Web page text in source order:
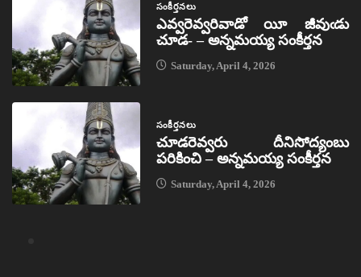
సంకీర్తనలు
ఎవ్వరెవ్వరివాడో యీ జీవుఁడు
చూడ- – అన్నమయ్య సంకీర్తన
Saturday, April 4, 2026
సంకీర్తనలు
చూడరెవ్వరు దీనిసోద్యంబు
పరికించి – అన్నమయ్య సంకీర్తన
Saturday, April 4, 2026